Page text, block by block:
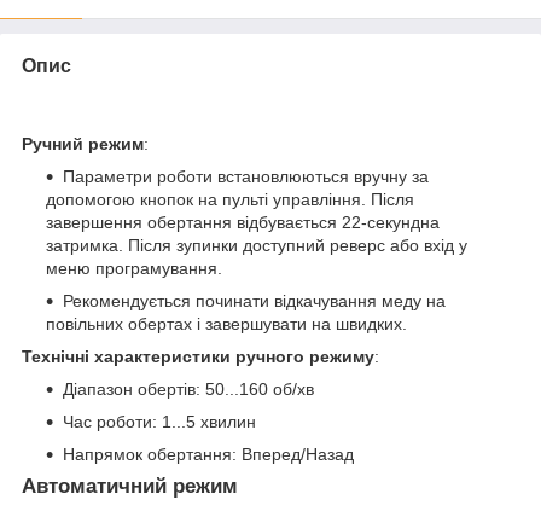
Опис
Ручний режим:
Параметри роботи встановлюються вручну за
допомогою кнопок на пульті управління. Після
завершення обертання відбувається 22-секундна
затримка. Після зупинки доступний реверс або вхід у
меню програмування.
Рекомендується починати відкачування меду на
повільних обертах і завершувати на швидких.
Технічні характеристики ручного режиму:
Діапазон обертів: 50...160 об/хв
Час роботи: 1...5 хвилин
Напрямок обертання: Вперед/Назад
Автоматичний режим